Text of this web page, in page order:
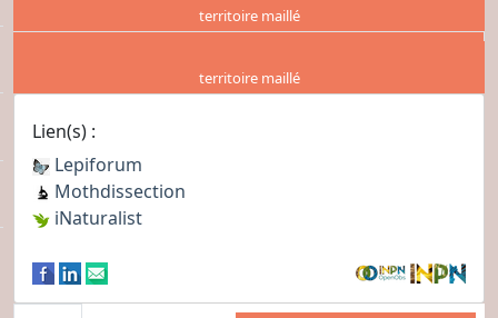
territoire maillé
territoire maillé
Lien(s) :
Lepiforum
Mothdissection
iNaturalist